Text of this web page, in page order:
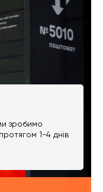
зробимо
1-4 днів